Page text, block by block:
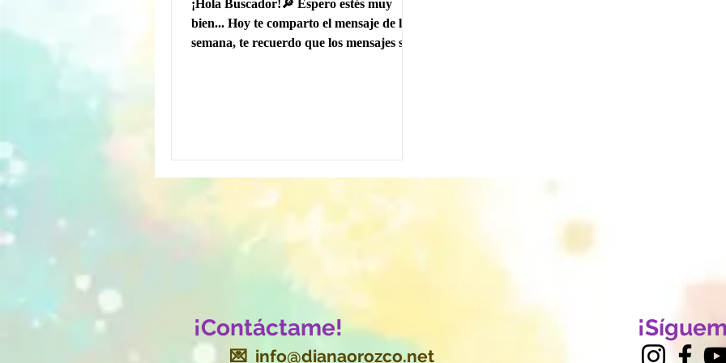
¡Hola Buscador!🔎 Espero estés muy
bien... Hoy te comparto el mensaje de la
semana, te recuerdo que los mensajes son
¡Contáctame!
💌 info@dianaorozco.net